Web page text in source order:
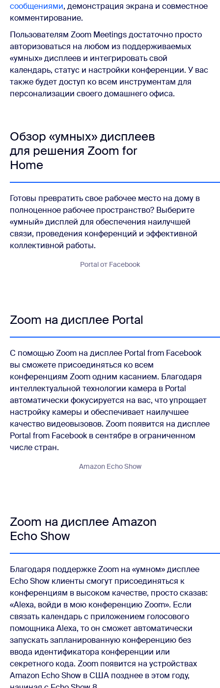
сообщениями, демонстрация экрана и совместное
комментирование.
Пользователям Zoom Meetings достаточно просто
авторизоваться на любом из поддерживаемых
«умных» дисплеев и интегрировать свой
календарь, статус и настройки конференции. У вас
также будет доступ ко всем инструментам для
персонализации своего домашнего офиса.
Обзор «умных» дисплеев
для решения Zoom for
Home
Готовы превратить свое рабочее место на дому в
полноценное рабочее пространство? Выберите
«умный» дисплей для обеспечения наилучшей
связи, проведения конференций и эффективной
коллективной работы.
Portal от Facebook
Zoom на дисплее Portal
С помощью Zoom на дисплее Portal from Facebook
вы сможете присоединяться ко всем
конференциям Zoom одним касанием. Благодаря
интеллектуальной технологии камера в Portal
автоматически фокусируется на вас, что упрощает
настройку камеры и обеспечивает наилучшее
качество видеовызовов. Zoom появится на дисплее
Portal from Facebook в сентябре в ограниченном
числе стран.
Amazon Echo Show
Zoom на дисплее Amazon
Echo Show
Благодаря поддержке Zoom на «умном» дисплее
Echo Show клиенты смогут присоединяться к
конференциям в высоком качестве, просто сказав:
«Alexa, войди в мою конференцию Zoom». Если
связать календарь с приложением голосового
помощника Alexa, то он сможет автоматически
запускать запланированную конференцию без
ввода идентификатора конференции или
секретного кода. Zoom появится на устройствах
Amazon Echo Show в США позднее в этом году,